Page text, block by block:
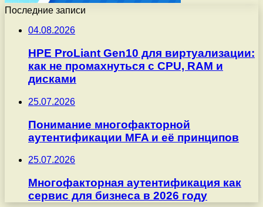
Последние записи
04.08.2026
HPE ProLiant Gen10 для виртуализации:
как не промахнуться с CPU, RAM и
дисками
25.07.2026
Понимание многофакторной
аутентификации MFA и её принципов
25.07.2026
Многофакторная аутентификация как
сервис для бизнеса в 2026 году